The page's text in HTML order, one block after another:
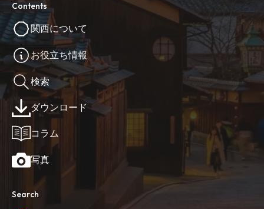
Contents
関西について
お役立ち情報
検索
ダウンロード
コラム
写真
Search